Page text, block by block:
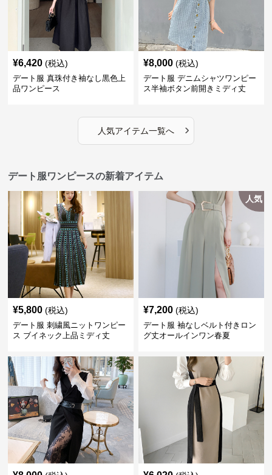
¥6,420 (税込)
デート服 真珠付き袖なし黒色上
品ワンピース
¥8,000 (税込)
デート服 デニムシャツワンピー
ス半袖ボタン前開きミディ丈
人気アイテム一覧へ ›
デート服ワンピースの新着アイテム
¥5,800 (税込)
デート服 刺繍風ニットワンピー
ス ブイネック上品ミディ丈
人気
¥7,200 (税込)
デート服 袖なしベルト付きロン
グ丈オールインワン春夏